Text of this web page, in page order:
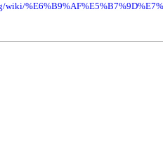
wiki/